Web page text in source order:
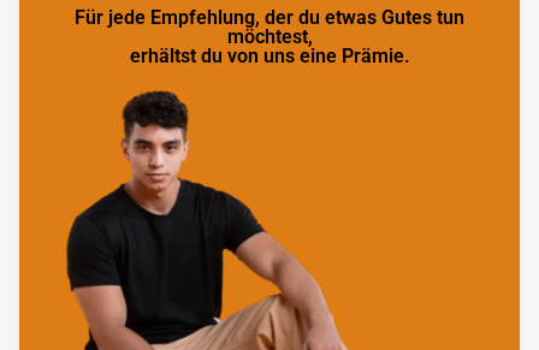
Für jede Empfehlung, der du etwas Gutes tun
möchtest,
erhältst du von uns eine Prämie.